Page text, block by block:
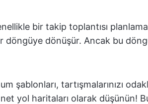
bir takip toplantısı
döngüye dönüşür. Ancak bu
şablonları, tartışmalarınızı
net yol haritaları olarak düşünün!